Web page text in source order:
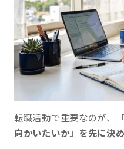
転職活動で重要なのが、
向かいたいか」を先に決